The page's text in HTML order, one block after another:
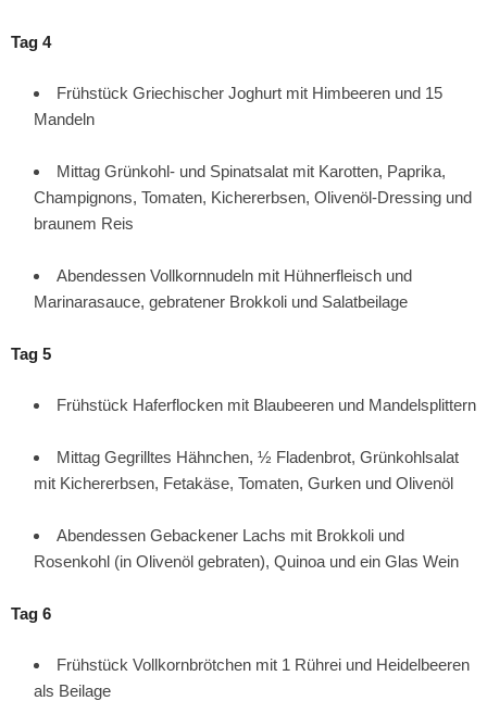
Tag 4
Frühstück Griechischer Joghurt mit Himbeeren und 15
Mandeln
Mittag Grünkohl- und Spinatsalat mit Karotten, Paprika,
Champignons, Tomaten, Kichererbsen, Olivenöl-Dressing und
braunem Reis
Abendessen Vollkornnudeln mit Hühnerfleisch und
Marinarasauce, gebratener Brokkoli und Salatbeilage
Tag 5
Frühstück Haferflocken mit Blaubeeren und Mandelsplittern
Mittag Gegrilltes Hähnchen, ½ Fladenbrot, Grünkohlsalat
mit Kichererbsen, Fetakäse, Tomaten, Gurken und Olivenöl
Abendessen Gebackener Lachs mit Brokkoli und
Rosenkohl (in Olivenöl gebraten), Quinoa und ein Glas Wein
Tag 6
Frühstück Vollkornbrötchen mit 1 Rührei und Heidelbeeren
als Beilage